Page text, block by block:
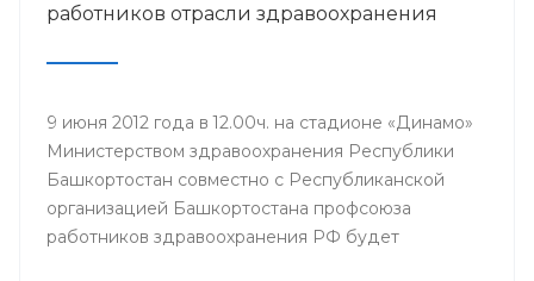
работников отрасли здравоохранения
9 июня 2012 года в 12.00ч. на стадионе «Динамо»
Министерством здравоохранения Республики
Башкортостан совместно с Республиканской
организацией Башкортостана профсоюза
работников здравоохранения РФ будет